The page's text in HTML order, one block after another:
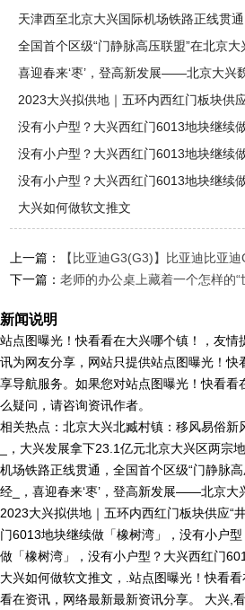
天津西至北京大兴国际机场铁路正线贯通
全国首个区级“门静脉高压联盟”在北京大
喜迎春来‘枣’，登高新发展——北京大兴
2023大兴拟供地｜五环内西红门板块供
没有小户型？大兴西红门6013地块继续
没有小户型？大兴西红门6013地块继续
没有小户型？大兴西红门6013地块继续
大兴如何做软文推文
上一篇：
【比亚迪G3(G3)】比亚迪比亚
下一篇：老师的办公桌上藏着一个怎样的“
新闻说明
站点图曝光！快看看在大兴哪个镇！，友情
讯为网友分享，网站只提供站点图曝光！快
享导航服务。如果您对站点图曝光！快看看
么疑问，请咨询资讯作者。
相关热点：北京大兴北臧村镇：移风易俗新
_，大兴发展拿下23.1亿元北京大兴区两宗
机场铁路正线贯通，全国首个区级“门静脉
经_，喜迎春来‘枣’，登高新发展——北京大
2023大兴拟供地｜五环内西红门板块供应“
门6013地块继续做「橡树湾」，没有小户
做「橡树湾」，没有小户型？大兴西红门
大兴如何做软文推文，.站点图曝光！快看
看在资讯，网络最新最新资讯分享。 大兴,